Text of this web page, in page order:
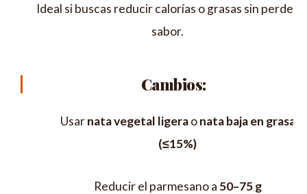
Ideal si buscas reducir calorías o grasas sin perder
sabor.
Cambios:
Usarnata vegetal ligeraonata baja en grasa
(≤15%)
Reducir el parmesano a 50–75 g